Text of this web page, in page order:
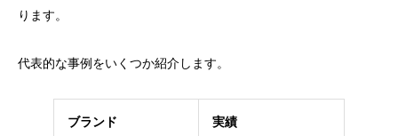
ります。
代表的な事例をいくつか紹介します。
ブランド 実績